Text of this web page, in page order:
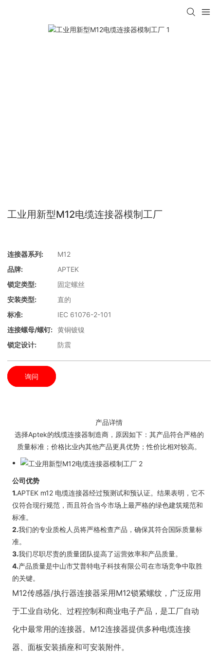
工业用新型M12电缆连接器模制工厂
连接器系列:
M12
品牌:
APTEK
锁定类型:
固定螺丝
安装类型:
直的
标准:
IEC 61076-2-101
连接螺母/螺钉: 黄铜镀镍
锁定设计:
防震
询问
产品详情
选择Aptek的线缆连接器制造商，原因如下：其产品符合严格的
质量标准；价格比业内其他产品更具优势；性价比相对较高。
公司优势
1.APTEK m12 电缆连接器经过预测试和预认证。结果表明，它不
仅符合现行规范，而且符合当今市场上最严格的绿色建筑规范和
标准。
2.我们的专业质检人员将严格检查产品，确保其符合国际质量标
准。
3.我们尽职尽责的质量团队提高了运营效率和产品质量。
4.产品质量是中山市艾普特电子科技有限公司在市场竞争中取胜
的关键。
M12传感器/执行器连接器采用M12锁紧螺纹，广泛应用
于工业自动化、过程控制和商业电子产品，是工厂自动
化中最常用的连接器。M12连接器提供多种电缆连接
器、面板安装插座和可安装附件。